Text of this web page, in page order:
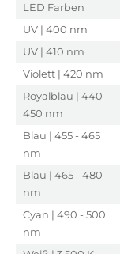
LED Farben
UV | 400 nm
UV | 410 nm
Violett | 420 nm
Royalblau | 440 -
450 nm
Blau | 455 - 465
nm
Blau | 465 - 480
nm
Cyan | 490 - 500
nm